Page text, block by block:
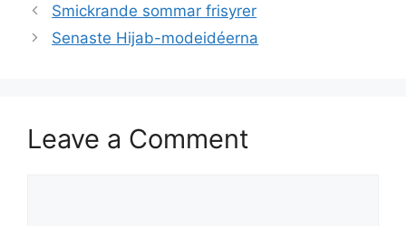
Smickrande sommar frisyrer
Senaste Hijab-modeidéerna
Leave a Comment